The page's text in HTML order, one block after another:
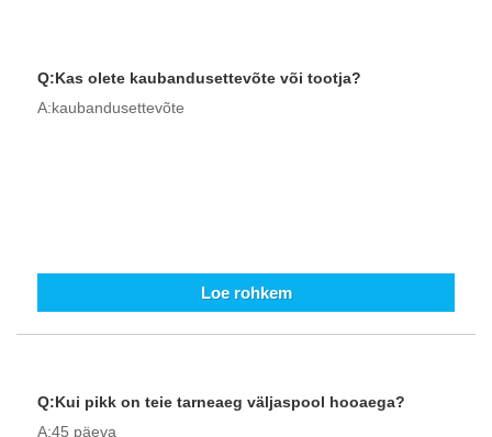
Q:Kas olete kaubandusettevõte või tootja?
A:kaubandusettevõte
Loe rohkem
Q:Kui pikk on teie tarneaeg väljaspool hooaega?
A:45 päeva